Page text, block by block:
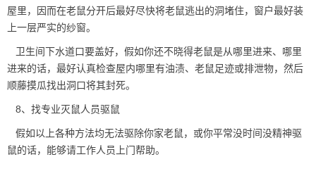
屋里，因而在老鼠分开后最好尽快将老鼠逃出的洞堵住，窗户最好装
上一层严实的纱窗。
卫生间下水道口要盖好，假如你还不晓得老鼠是从哪里进来、哪里
进来的话，最好认真检查屋内哪里有油渍、老鼠足迹或排泄物，然后
顺藤摸瓜找出洞口将其封死。
8、找专业灭鼠人员驱鼠
假如以上各种方法均无法驱除你家老鼠，或你平常没时间没精神驱
鼠的话，能够请工作人员上门帮助。